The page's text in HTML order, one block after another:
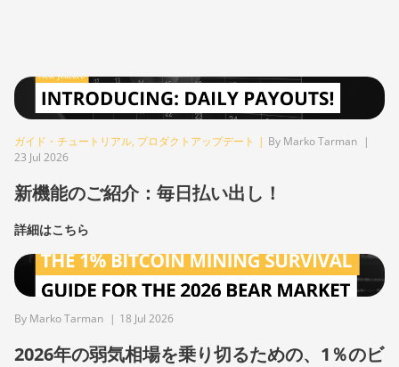
ガイド・チュートリアル, プロダクトアップデート | By Marko Tarman |
23 Jul 2026
新機能のご紹介：毎日払い出し！
詳細はこちら
By Marko Tarman | 18 Jul 2026
2026年の弱気相場を乗り切るための、1％のビ